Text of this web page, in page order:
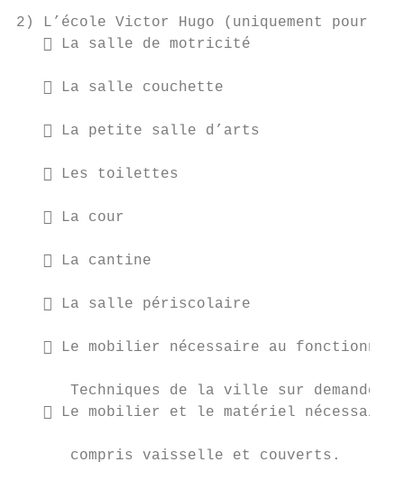
2) L’école Victor Hugo (uniquement pour
    La salle de motricité
    La salle couchette
    La petite salle d’arts
    Les toilettes
    La cour
    La cantine
    La salle périscolaire
 Le mobilier nécessaire au
Techniques de la ville sur demande
 Le mobilier et le matériel
      compris vaisselle et couverts.